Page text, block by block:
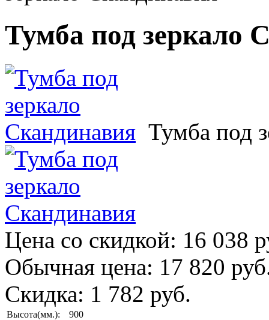
Тумба под зеркало
Тумба под
Цена со скидкой: 16 038
Обычная цена: 17 820
Скидка: 1 782 руб.
Высота(мм.):
900